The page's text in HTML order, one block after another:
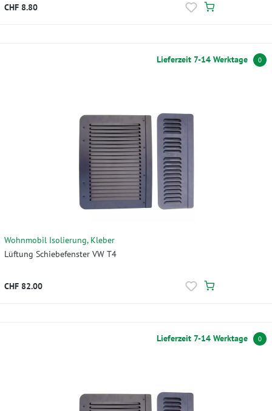
CHF 8.80
Lieferzeit 7-14 Werktage 0
Wohnmobil Isolierung, Kleber
Lüftung Schiebefenster VW T4
CHF 82.00
Lieferzeit 7-14 Werktage 0